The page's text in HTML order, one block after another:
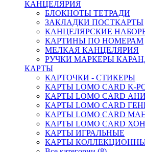
КАНЦЕЛЯРИЯ
БЛОКНОТЫ ТЕТРАДИ
ЗАКЛАДКИ ПОСТКАРТЫ
КАНЦЕЛЯРСКИЕ
КАРТИНЫ ПО НОМЕРАМ
МЕЛКАЯ КАНЦЕЛЯРИЯ
РУЧКИ МАРКЕРЫ
КАРТЫ
КАРТОЧКИ - СТИКЕРЫ
КАРТЫ LOMO CARD K-
КАРТЫ LOMO CARD
КАРТЫ LOMO CARD
КАРТЫ LOMO CARD
КАРТЫ LOMO CARD
КАРТЫ ИГРАЛЬНЫЕ
КАРТЫ